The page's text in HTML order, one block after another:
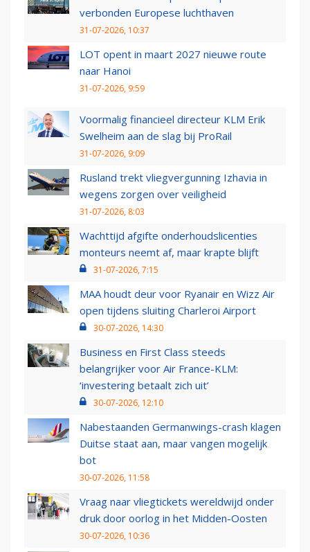
verbonden Europese luchthaven
31-07-2026, 10:37
LOT opent in maart 2027 nieuwe route
naar Hanoi
31-07-2026, 9:59
Voormalig financieel directeur KLM Erik
Swelheim aan de slag bij ProRail
31-07-2026, 9:09
Rusland trekt vliegvergunning Izhavia in
wegens zorgen over veiligheid
31-07-2026, 8:03
Wachttijd afgifte onderhoudslicenties
monteurs neemt af, maar krapte blijft
31-07-2026, 7:15
MAA houdt deur voor Ryanair en Wizz Air
open tijdens sluiting Charleroi Airport
30-07-2026, 14:30
Business en First Class steeds
belangrijker voor Air France-KLM:
‘investering betaalt zich uit’
30-07-2026, 12:10
Nabestaanden Germanwings-crash klagen
Duitse staat aan, maar vangen mogelijk
bot
30-07-2026, 11:58
Vraag naar vliegtickets wereldwijd onder
druk door oorlog in het Midden-Oosten
30-07-2026, 10:36